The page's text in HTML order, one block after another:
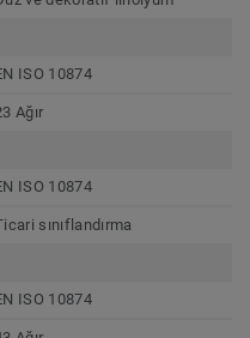
ISO 10874
Ağır
ISO 10874
sınıflandırma
ISO 10874